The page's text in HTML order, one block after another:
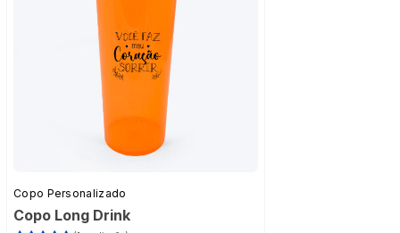
Copo Personalizado
Copo Long Drink